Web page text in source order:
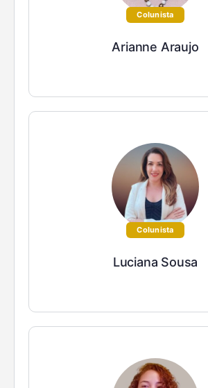
Colunista
Arianne Araujo
Colunista
Luciana Sousa